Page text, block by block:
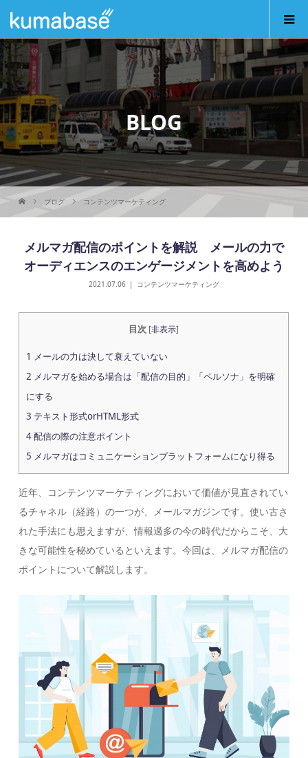
BLOG
ブログ コンテンツマーケティング
メルマガ配信のポイントを解説 メールの力で
オーディエンスのエンゲージメントを高めよう
2021.07.06 コンテンツマーケティング
目次 [非表示]
1 メールの力は決して衰えていない
2 メルマガを始める場合は「配信の目的」「ペルソナ」を明確
にする
3 テキスト形式orHTML形式
4配信の際の注意ポイント
5 メルマガはコミュニケーションプラットフォームになり得る
近年、コンテンツマーケティングにおいて価値が見直されてい
るチャネル（経路）の一つが、メールマガジンです。使い古さ
れた手法にも思えますが、情報過多の今の時代だからこそ、大
きな可能性を秘めているといえます。今回は、メルマガ配信の
ポイントについて解説します。